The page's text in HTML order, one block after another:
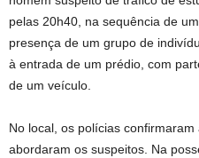
pelas 20h40, na sequência de
presença de um grupo de
à entrada de um prédio, com
de um veículo.
No local, os polícias
abordaram os suspeitos. Na